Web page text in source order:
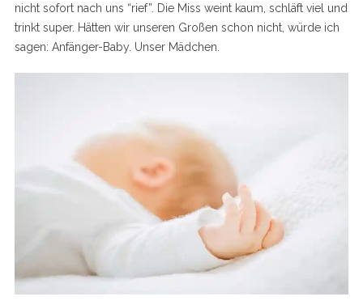
nicht sofort nach uns “rief”. Die Miss weint kaum, schläft viel und
trinkt super. Hätten wir unseren Großen schon nicht, würde ich
sagen: Anfänger-Baby. Unser Mädchen.